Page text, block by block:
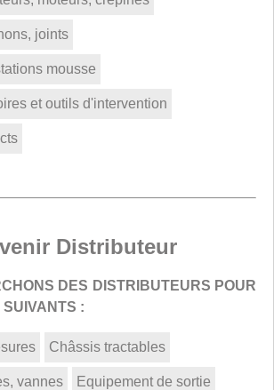
joints
mousse
et outils d'intervention
Distributeur
DES DISTRIBUTEURS POUR
SUIVANTS :
Châssis tractables
vannes Equipement de sortie